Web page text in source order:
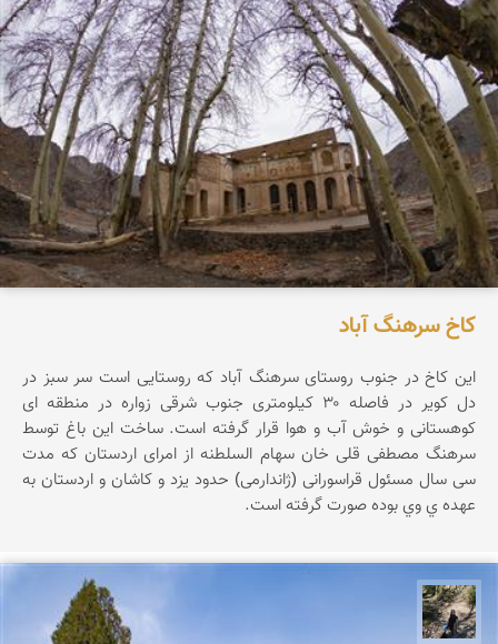
کاخ سرهنگ آباد
این کاخ در جنوب روستای سرهنگ آباد که روستایی است سر سبز در
دل کویر در فاصله ۳۰ کیلومتری جنوب شرقی زواره در منطقه ای
کوهستانی و خوش آب و هوا قرار گرفته است. ساخت این باغ توسط
سرهنگ مصطفی قلی خان سهام السلطنه از امرای اردستان که مدت
سی سال مسئول قراسورانی (ژاندارمی) حدود یزد و کاشان و اردستان به
عهده ي وي بوده صورت گرفته است.